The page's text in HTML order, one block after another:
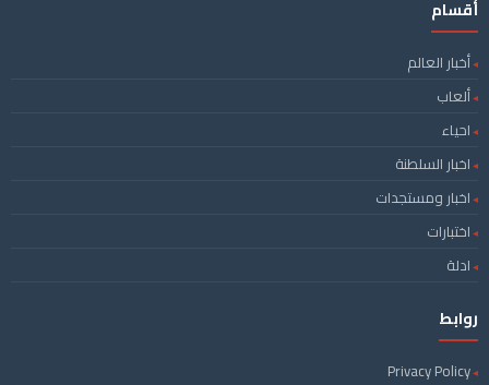
أقسام
أخبار العالم
ألعاب
احياء
اخبار السلطنة
اخبار ومستجدات
اختبارات
ادلة
روابط
Privacy Policy